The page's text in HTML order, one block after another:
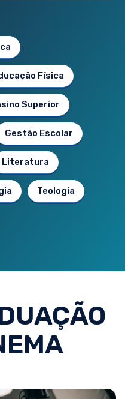
Física
Superior
Gestão Escolar
Literatura
Teologia